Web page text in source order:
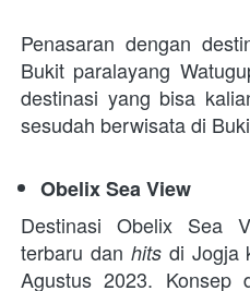
Penasaran dengan
Bukit paralayang
destinasi yang bisa
sesudah berwisata di
Obelix Sea View
Destinasi Obelix Sea
terbaru dan hits di Jogja